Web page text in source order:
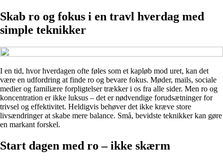
Skab ro og fokus i en travl hverdag med
simple teknikker
I en tid, hvor hverdagen ofte føles som et kapløb mod uret, kan det
være en udfordring at finde ro og bevare fokus. Møder, mails, sociale
medier og familiære forpligtelser trækker i os fra alle sider. Men ro og
koncentration er ikke luksus – det er nødvendige forudsætninger for
trivsel og effektivitet. Heldigvis behøver det ikke kræve store
livsændringer at skabe mere balance. Små, bevidste teknikker kan gøre
en markant forskel.
Start dagen med ro – ikke skærm